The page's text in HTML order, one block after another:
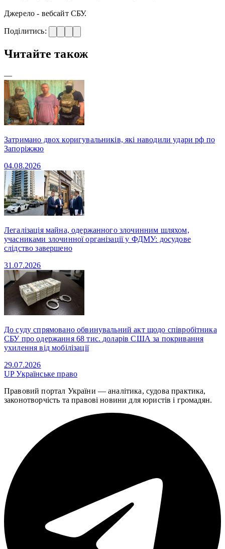
Джерело - вебсайт СБУ.
Поділитись:
Читайте також
—
Затримано двох коригувальників, які наводили удари рф по
Запоріжжю
04.08.2026
Легалізація майна, одержанного злочинним шляхом,
учасниками злочинної організації у ФДМУ: досудове
слідство завершено
31.07.2026
До суду спрямовано обвинувальний акт щодо співробітника
СБУ про одержання 68 тис. доларів США за покривання
ухилення від мобілізації
29.07.2026
UPУкраїнське право
Правовий портал України — аналітика, судова практика,
законотворчість та правові новини для юристів і громадян.